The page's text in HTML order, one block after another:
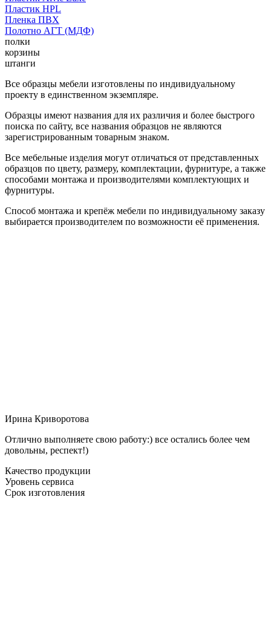
Пластик HPL
Пленка ПВХ
Полотно АГТ (МДФ)
полки
корзины
штанги
Все образцы мебели изготовлены по индивидуальному
проекту в единственном экземпляре.
Образцы имеют названия для их различия и более быстрого
поиска по сайту, все названия образцов не являются
зарегистрированным товарным знаком.
Все мебельные изделия могут отличаться от представленных
образцов по цвету, размеру, комплектации, фурнитуре, а также
способами монтажа и производителями комплектующих и
фурнитуры.
Способ монтажа и крепёж мебели по индивидуальному заказу
выбирается производителем по возможности её применения.
Ирина Криворотова
Отлично выполняете свою работу:) все остались более чем
довольны, респект!)
Качество продукции
Уровень сервиса
Срок изготовления